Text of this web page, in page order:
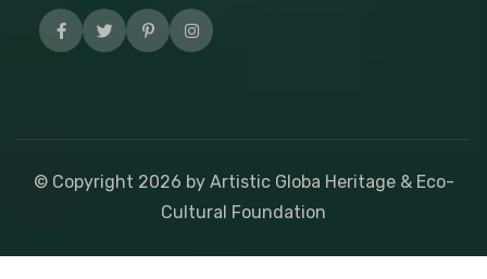
© Copyright 2026 by Artistic Globa Heritage & Eco-
Cultural Foundation